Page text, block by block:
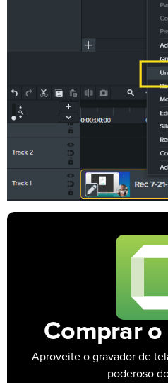
Comprar
Aproveite o gravador de
poderoso